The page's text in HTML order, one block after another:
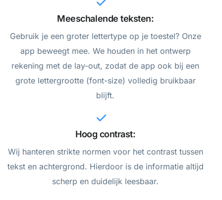
Meeschalende teksten:
Gebruik je een groter lettertype op je toestel? Onze
app beweegt mee. We houden in het ontwerp
rekening met de lay-out, zodat de app ook bij een
grote lettergrootte (font-size) volledig bruikbaar
blijft.
Hoog contrast:
Wij hanteren strikte normen voor het contrast tussen
tekst en achtergrond. Hierdoor is de informatie altijd
scherp en duidelijk leesbaar.